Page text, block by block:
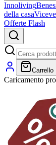
Innoliving
della casa
Offerte Flash
Carrello
Caricamento